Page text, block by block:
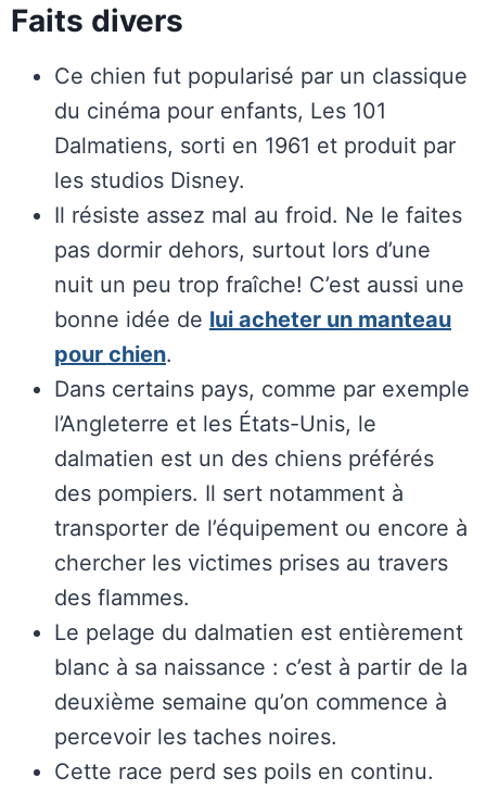
Faits divers
Ce chien fut popularisé par un classique
du cinéma pour enfants, Les 101
Dalmatiens, sorti en 1961 et produit par
les studios Disney.
Il résiste assez mal au froid. Ne le faites
pas dormir dehors, surtout lors d’une
nuit un peu trop fraîche! C’est aussi une
bonne idée de lui acheter un manteau
pour chien.
Dans certains pays, comme par exemple
l’Angleterre et les États-Unis, le
dalmatien est un des chiens préférés
des pompiers. Il sert notamment à
transporter de l’équipement ou encore à
chercher les victimes prises au travers
des flammes.
Le pelage du dalmatien est entièrement
blanc à sa naissance : c’est à partir de la
deuxième semaine qu’on commence à
percevoir les taches noires.
Cette race perd ses poils en continu.